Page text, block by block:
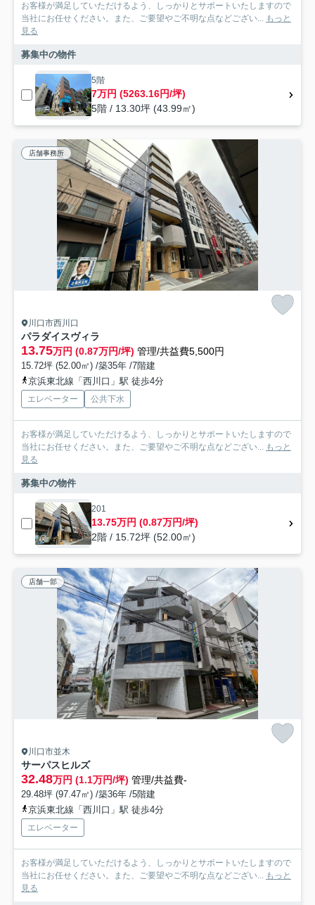
お客様が満足していただけるよう、しっかりとサポートいたしますので
当社にお任せください。また、ご要望やご不明な点などござい... もっと
見る
募集中の物件
5階
7万円 (5263.16円/坪)
5階 / 13.30坪 (43.99㎡)
店舗事務所
川口市西川口
パラダイスヴィラ
13.75万円 (0.87万円/坪) 管理/共益費5,500円
15.72坪 (52.00㎡) /築35年 /7階建
京浜東北線「西川口」駅 徒歩4分
エレベーター 公共下水
お客様が満足していただけるよう、しっかりとサポートいたしますので
当社にお任せください。また、ご要望やご不明な点などござい... もっと
見る
募集中の物件
201
13.75万円 (0.87万円/坪)
2階 / 15.72坪 (52.00㎡)
店舗一部
川口市並木
サーパスヒルズ
32.48万円 (1.1万円/坪) 管理/共益費-
29.48坪 (97.47㎡) /築36年 /5階建
京浜東北線「西川口」駅 徒歩4分
エレベーター
お客様が満足していただけるよう、しっかりとサポートいたしますので
当社にお任せください。また、ご要望やご不明な点などござい... もっと
見る